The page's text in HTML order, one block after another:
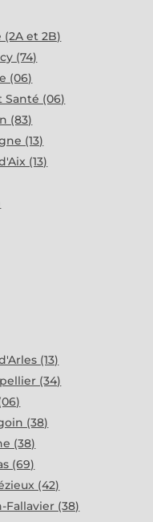
et 2B)
(74)
(06)
(06)
(83)
(13)
(13)
(13)
(34)
(38)
(38)
(69)
(42)
(38)